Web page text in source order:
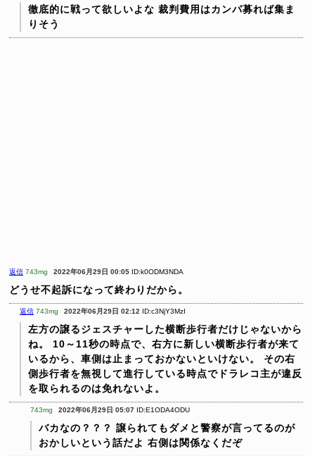
徹底的に戦って欲しいよな 裁判費用はカンパ募れば集ま
りそう
返信 743mg 2022年06月29日 00:05 ID:k0ODM3NDA
どうせ不起訴になって終わりだから。
返信 743mg 2022年06月29日 02:12 ID:c3NjY3MzI
左方の譲るジェスチャーした横断歩行者だけじゃないから
ね。
10～11秒の時点で、右方に新しい横断歩行者が来て
いるから、車側は止まっておかないといけない。
その右
側歩行者を無視して進行している時点でドラレコ主が違反
を取られるのは免れないよ。
743mg 2022年06月29日 05:07 ID:E1ODA4ODU
バカなの？？？ 譲られてもダメと警察が言ってるのが
おかしいという話だよ 右側は関係なくだぞ